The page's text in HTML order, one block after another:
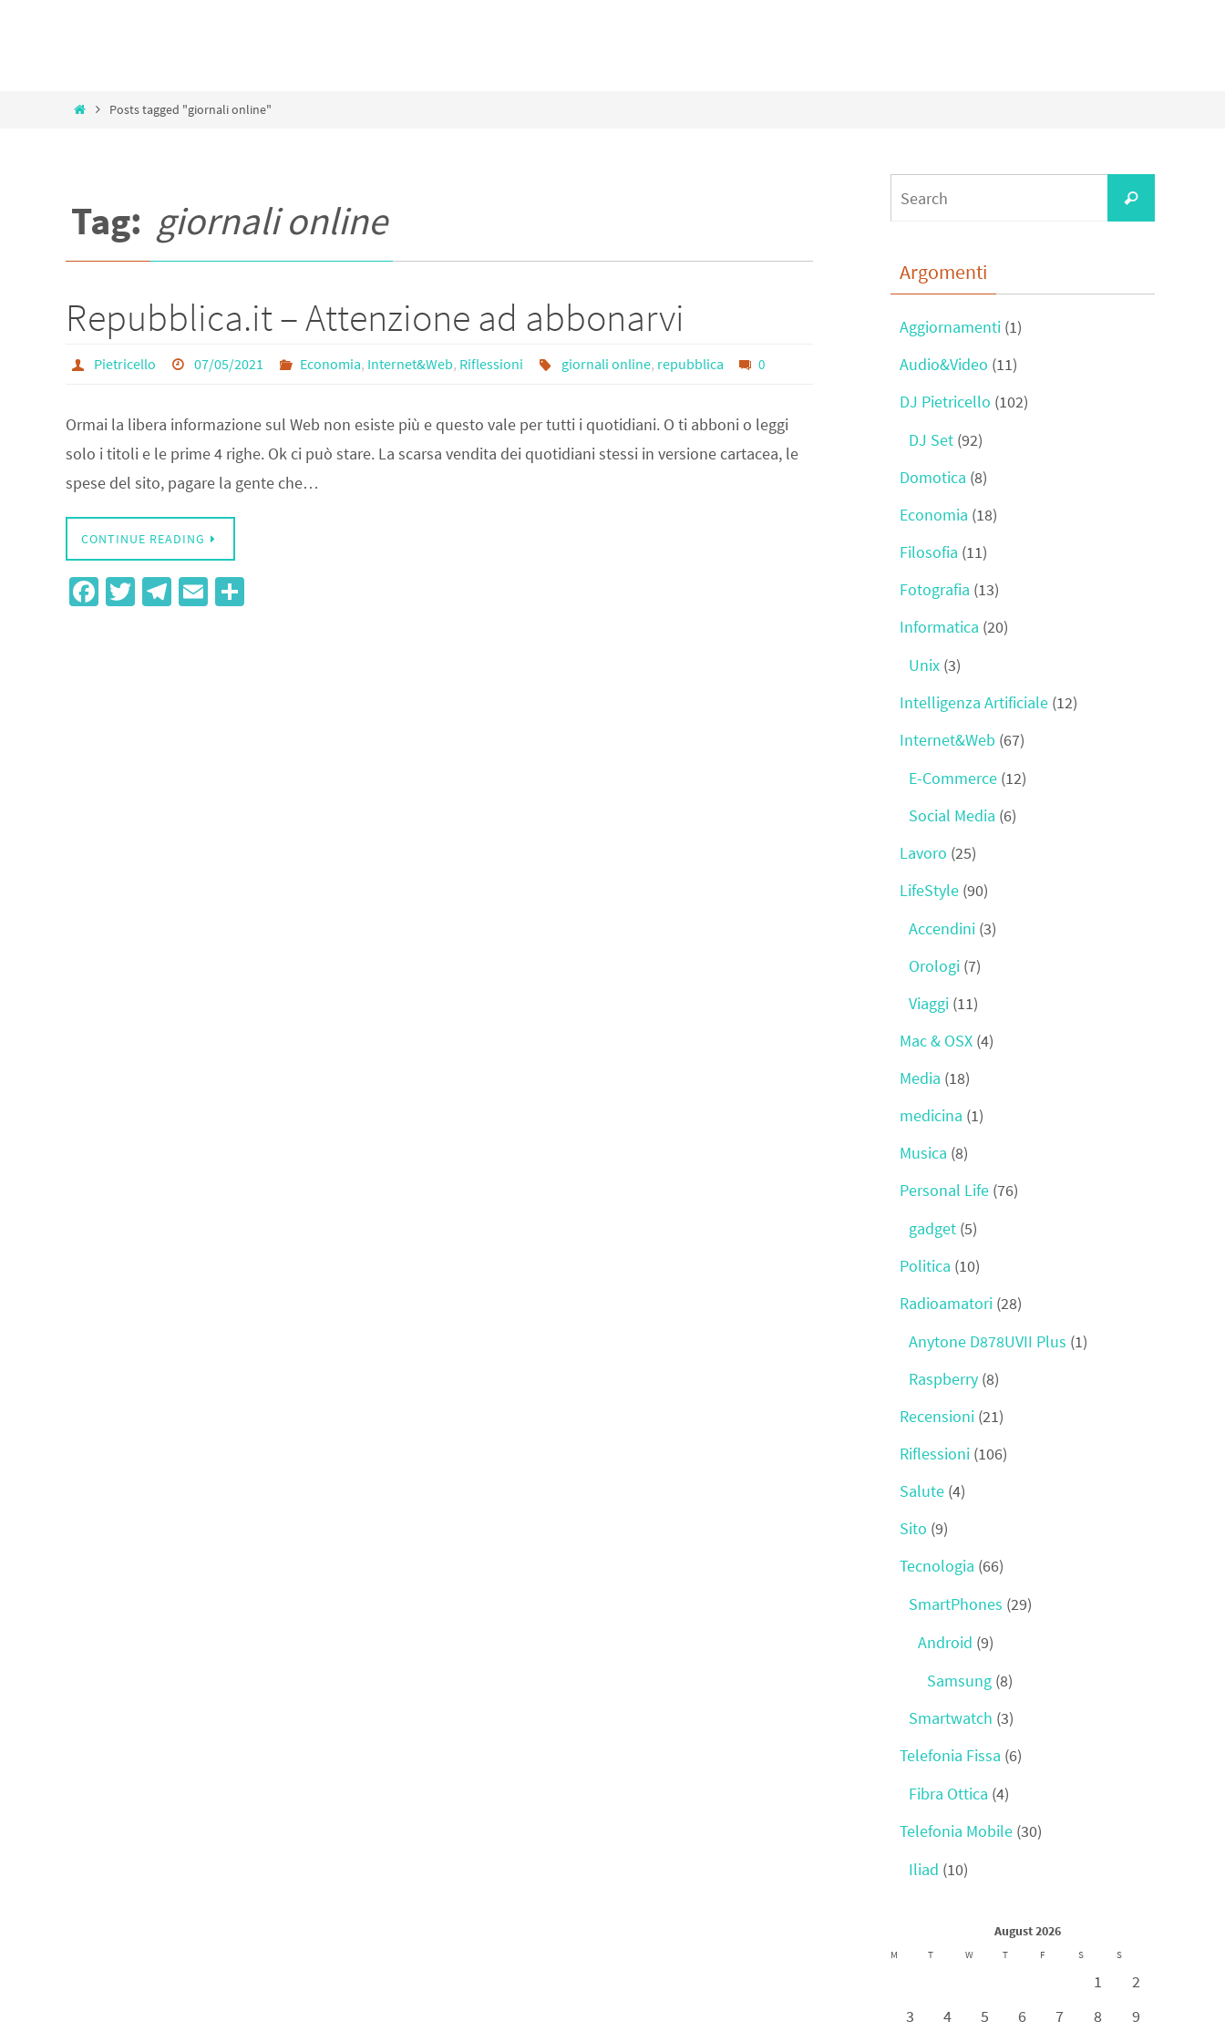
HomePosts tagged "giornali online"
Tag: giornali online
Repubblica.it – Attenzione ad abbonarvi
Pietricello 07/05/2021 Economia, Internet&Web, Riflessioni giornali online, repubblica 0
Ormai la libera informazione sul Web non esiste più e questo vale per tutti i quotidiani. O ti abboni o leggi
solo i titoli e le prime 4 righe. Ok ci può stare. La scarsa vendita dei quotidiani stessi in versione cartacea, le
spese del sito, pagare la gente che…
CONTINUE READING
Fa T
Te E
for:
Search
Argomenti
Aggiornamenti (1)
Audio&Video (11)
DJ Pietricello (102)
DJ Set (92)
Domotica (8)
Economia (18)
Filosofia (11)
Fotografia (13)
Informatica (20)
Unix (3)
Intelligenza Artificiale (12)
Internet&Web (67)
E-Commerce (12)
Social Media (6)
Lavoro (25)
LifeStyle (90)
Accendini (3)
Orologi (7)
Viaggi (11)
Mac & OSX (4)
Media (18)
medicina (1)
Musica (8)
Personal Life (76)
gadget (5)
Politica (10)
Radioamatori (28)
Anytone D878UVII Plus (1)
Raspberry (8)
Recensioni (21)
Riflessioni (106)
Salute (4)
Sito (9)
Tecnologia (66)
SmartPhones (29)
Android (9)
Samsung (8)
Smartwatch (3)
Telefonia Fissa (6)
Fibra Ottica (4)
Telefonia Mobile (30)
Iliad (10)
August 2026
M T W T F S S
1
2
3
4 5 6 7 8
9